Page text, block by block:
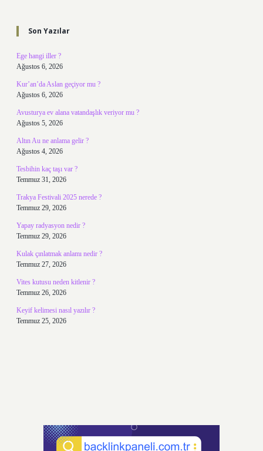
Son Yazılar
Ege hangi iller ?
Ağustos 6, 2026
Kur’an’da Aslan geçiyor mu ?
Ağustos 6, 2026
Avusturya ev alana vatandaşlık veriyor mu ?
Ağustos 5, 2026
Altın Au ne anlama gelir ?
Ağustos 4, 2026
Tesbihin kaç taşı var ?
Temmuz 31, 2026
Trakya Festivali 2025 nerede ?
Temmuz 29, 2026
Yapay radyasyon nedir ?
Temmuz 29, 2026
Kulak çınlatmak anlamı nedir ?
Temmuz 27, 2026
Vites kutusu neden kitlenir ?
Temmuz 26, 2026
Keyif kelimesi nasıl yazılır ?
Temmuz 25, 2026